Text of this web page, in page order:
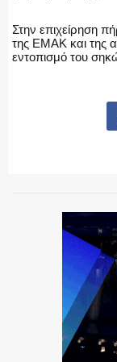
ΟΠΛΑ/ΕΞΟΠΛΙΣΜΟΣ
ΟΜΑΔΕΣ ΕΛ.ΑΣ.
Στην επιχείρηση
της ΕΜΑΚ και της
εντοπισμό του